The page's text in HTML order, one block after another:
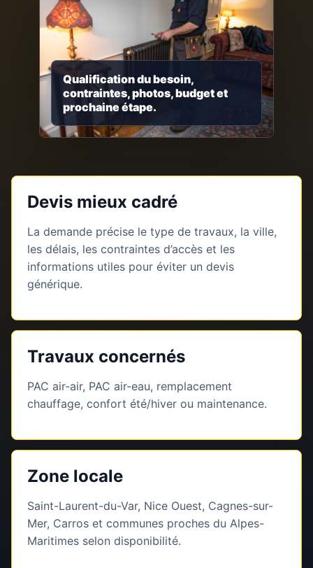
Qualification du besoin,
contraintes, photos, budget et
prochaine étape.
Devis mieux cadré
La demande précise le type de travaux, la ville,
les délais, les contraintes d’accès et les
informations utiles pour éviter un devis
générique.
Travaux concernés
PAC air-air, PAC air-eau, remplacement
chauffage, confort été/hiver ou maintenance.
Zone locale
Saint-Laurent-du-Var, Nice Ouest, Cagnes-sur-
Mer, Carros et communes proches du Alpes-
Maritimes selon disponibilité.